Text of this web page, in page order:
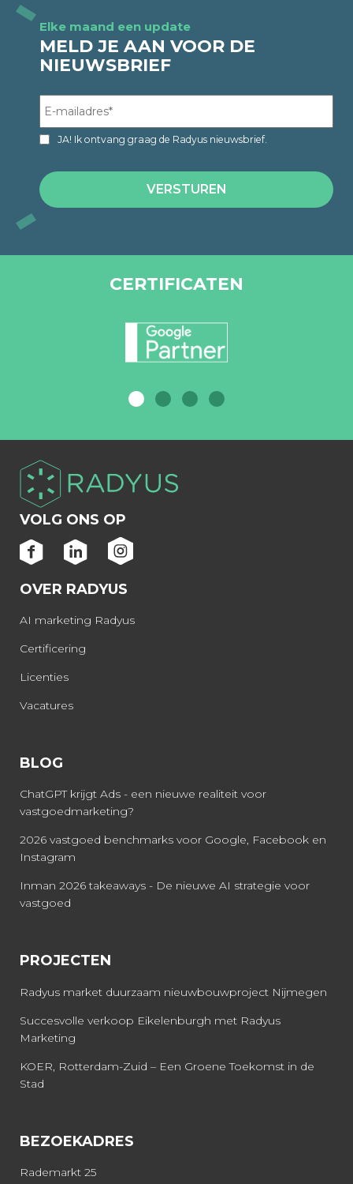
Elke maand een update
MELD JE AAN VOOR DE
NIEUWSBRIEF
JA! Ik ontvang graag de Radyus nieuwsbrief.
CERTIFICATEN
VOLG ONS OP
OVER RADYUS
AI marketing Radyus
Certificering
Licenties
Vacatures
BLOG
ChatGPT krijgt Ads - een nieuwe realiteit voor
vastgoedmarketing?
2026 vastgoed benchmarks voor Google, Facebook en
Instagram
Inman 2026 takeaways - De nieuwe AI strategie voor
vastgoed
PROJECTEN
Radyus market duurzaam nieuwbouwproject Nijmegen
Succesvolle verkoop Eikelenburgh met Radyus
Marketing
KOER, Rotterdam-Zuid – Een Groene Toekomst in de
Stad
BEZOEKADRES
Rademarkt 25